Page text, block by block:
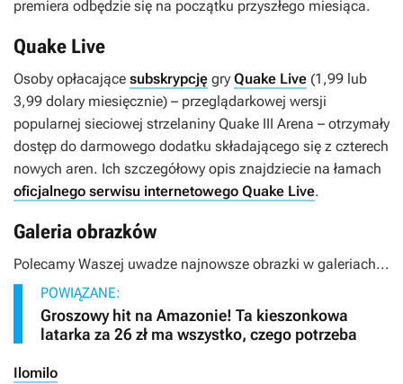
premiera odbędzie się na początku przyszłego miesiąca.
Quake Live
Osoby opłacające subskrypcję gry Quake Live (1,99 lub
3,99 dolary miesięcznie) – przeglądarkowej wersji
popularnej sieciowej strzelaniny Quake III Arena – otrzymały
dostęp do darmowego dodatku składającego się z czterech
nowych aren. Ich szczegółowy opis znajdziecie na łamach
oficjalnego serwisu internetowego Quake Live.
Galeria obrazków
Polecamy Waszej uwadze najnowsze obrazki w galeriach...
POWIĄZANE:
Groszowy hit na Amazonie! Ta kieszonkowa
latarka za 26 zł ma wszystko, czego potrzeba
Ilomilo